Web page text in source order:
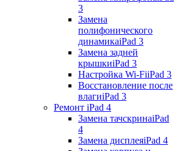
3
Замена
полифонического
динамикаiPad 3
Замена задней
крышкиiPad 3
Настройка Wi-FiiPad 3
Восстановление после
влагиiPad 3
Ремонт iPad 4
Замена тачскринаiPad
4
Замена дисплеяiPad 4